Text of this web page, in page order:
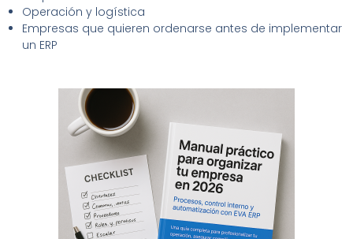
Operación y logística
Empresas que quieren ordenarse antes de implementar
un ERP